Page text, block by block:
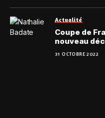
Actualité
Coupe de
nouveau
31 OCTOBRE 2022